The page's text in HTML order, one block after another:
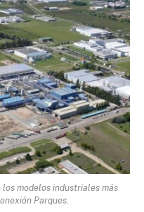
los modelos industriales más
Parques.